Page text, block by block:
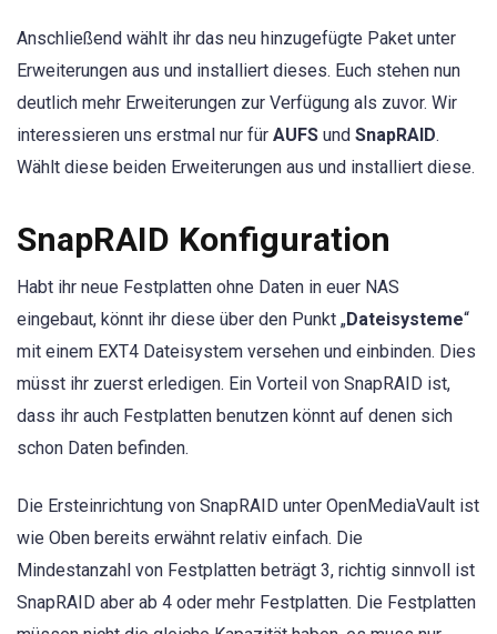
Anschließend wählt ihr das neu hinzugefügte Paket unter
Erweiterungen aus und installiert dieses. Euch stehen nun
deutlich mehr Erweiterungen zur Verfügung als zuvor. Wir
interessieren uns erstmal nur für AUFS und SnapRAID.
Wählt diese beiden Erweiterungen aus und installiert diese.
SnapRAID Konfiguration
Habt ihr neue Festplatten ohne Daten in euer NAS
eingebaut, könnt ihr diese über den Punkt „Dateisysteme“
mit einem EXT4 Dateisystem versehen und einbinden. Dies
müsst ihr zuerst erledigen. Ein Vorteil von SnapRAID ist,
dass ihr auch Festplatten benutzen könnt auf denen sich
schon Daten befinden.
Die Ersteinrichtung von SnapRAID unter OpenMediaVault ist
wie Oben bereits erwähnt relativ einfach. Die
Mindestanzahl von Festplatten beträgt 3, richtig sinnvoll ist
SnapRAID aber ab 4 oder mehr Festplatten. Die Festplatten